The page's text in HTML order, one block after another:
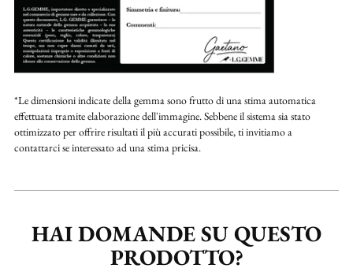
*Le dimensioni indicate della gemma sono frutto di una stima automatica
effettuata tramite elaborazione dell'immagine. Sebbene il sistema sia stato
ottimizzato per offrire risultati il più accurati possibile, ti invitiamo a
contattarci se interessato ad una stima pricisa.
HAI DOMANDE SU QUESTO
PRODOTTO?